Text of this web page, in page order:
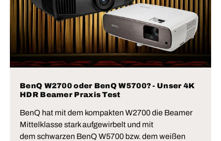
BenQ W2700 oder BenQ W5700? - Unser 4K
HDR Beamer Praxis Test
BenQ hat mit dem kompakten W2700 die Beamer
Mittelklasse stark aufgewirbelt und mit
dem schwarzen BenQ W5700 bzw. dem weißen